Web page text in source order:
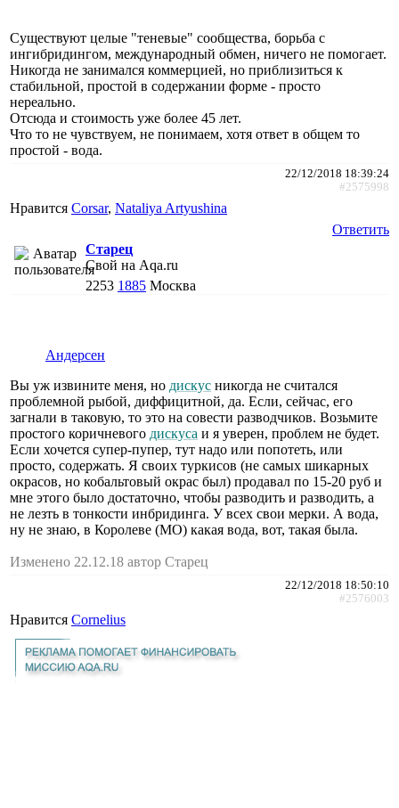
Существуют целые "теневые" сообщества, борьба с
ингибридингом, международный обмен, ничего не помогает.
Никогда не занимался коммерцией, но приблизиться к
стабильной, простой в содержании форме - просто
нереально.
Отсюда и стоимость уже более 45 лет.
Что то не чувствуем, не понимаем, хотя ответ в общем то
простой - вода.
22/12/2018 18:39:24
#2575998
Нравится Corsar, Nataliya Artyushina
Ответить
Старец
Свой на Aqa.ru
2253 1885 Москва
Андерсен
Вы уж извините меня, но дискус никогда не считался
проблемной рыбой, диффицитной, да. Если, сейчас, его
загнали в таковую, то это на совести разводчиков. Возьмите
простого коричневого дискуса и я уверен, проблем не будет.
Если хочется супер-пупер, тут надо или попотеть, или
просто, содержать. Я своих туркисов (не самых шикарных
окрасов, но кобальтовый окрас был) продавал по 15-20 руб и
мне этого было достаточно, чтобы разводить и разводить, а
не лезть в тонкости инбридинга. У всех свои мерки. А вода,
ну не знаю, в Королеве (МО) какая вода, вот, такая была.
Изменено 22.12.18 автор Старец
22/12/2018 18:50:10
#2576003
Нравится Cornelius